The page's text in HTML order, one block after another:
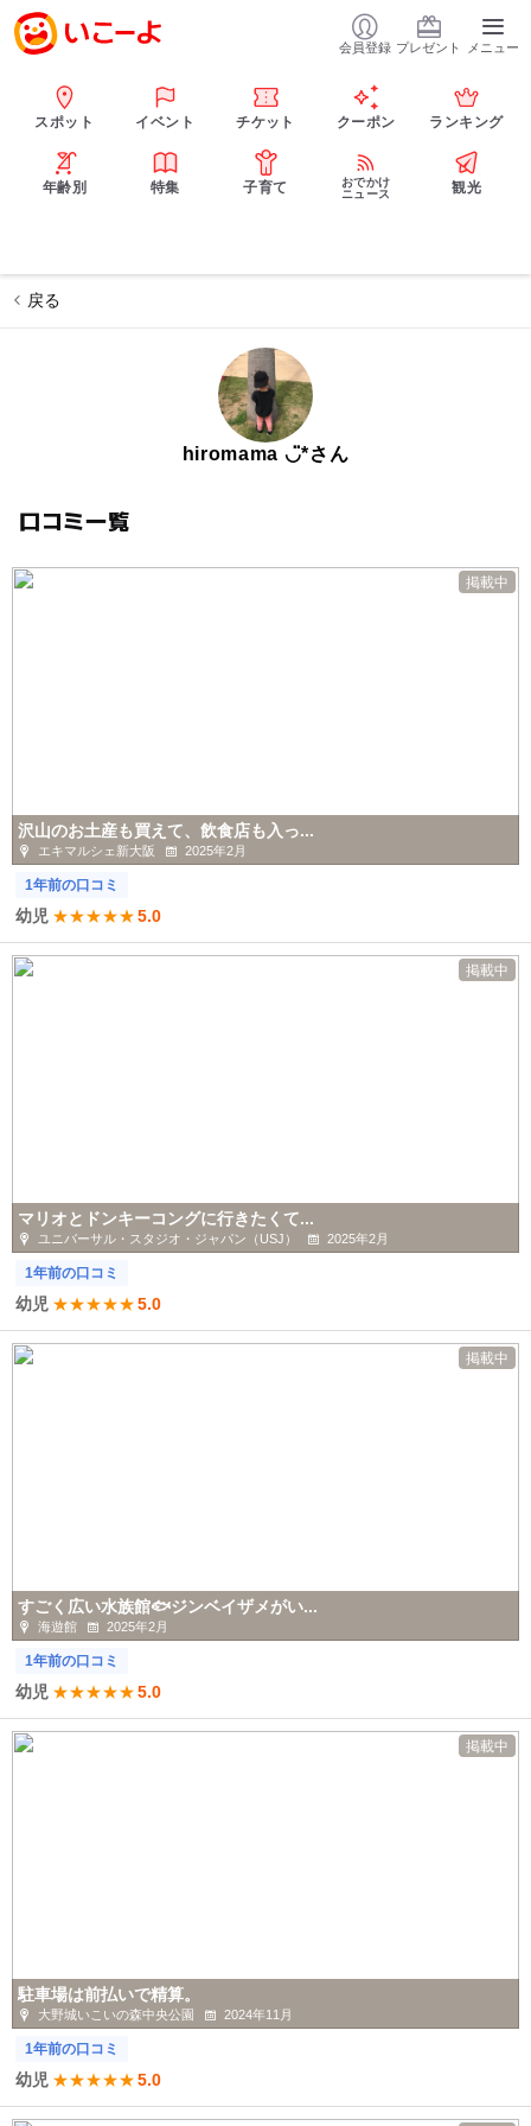
会員登録 プレゼント メニュー
スポット イベント チケット クーポン ランキング
年齢別 特集 子育て
おでかけ
ニュース
観光
戻る
hiromama ◡̈*さん
口コミ一覧
掲載中
沢山のお土産も買えて、飲食店も入っ...
エキマルシェ新大阪 2025年2月
1年前の口コミ
幼児 ★★★★★5.0
掲載中
マリオとドンキーコングに行きたくて...
ユニバーサル・スタジオ・ジャパン（USJ） 2025年2月
1年前の口コミ
幼児 ★★★★★5.0
掲載中
すごく広い水族館🐟ジンベイザメがい...
海遊館 2025年2月
1年前の口コミ
幼児 ★★★★★5.0
掲載中
駐車場は前払いで精算。
大野城いこいの森中央公園 2024年11月
1年前の口コミ
幼児 ★★★★★5.0